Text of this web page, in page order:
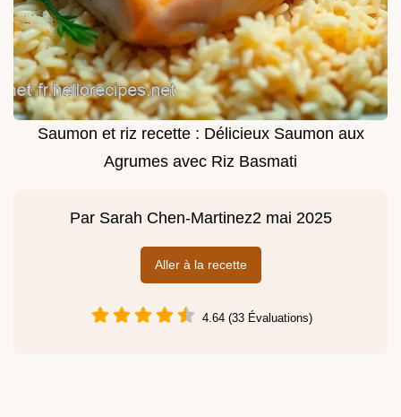
Saumon et riz recette : Délicieux Saumon aux
Agrumes avec Riz Basmati
Par Sarah Chen-Martinez2 mai 2025
Aller à la recette
4.64 (33 Évaluations)